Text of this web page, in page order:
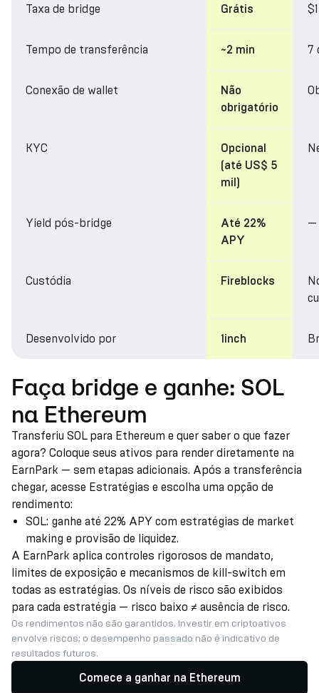
Taxa de bridge Grátis
Tempo de transferência ~2 min 7
Conexão de wallet
Não
obrigatório
KYC
Opcional
(até US$ 5
mil)
Yield pós-bridge
Até 22%
APY
—
Custódia Fireblocks
Desenvolvido por 1inch
Faça bridge e ganhe: SOL
na Ethereum
Transferiu SOL para Ethereum e quer saber o que fazer
agora? Coloque seus ativos para render diretamente na
EarnPark — sem etapas adicionais. Após a transferência
chegar, acesse Estratégias e escolha uma opção de
rendimento:
SOL: ganhe até 22% APY com estratégias de market
making e provisão de liquidez.
A EarnPark aplica controles rigorosos de mandato,
limites de exposição e mecanismos de kill-switch em
todas as estratégias. Os níveis de risco são exibidos
para cada estratégia — risco baixo ≠ ausência de risco.
Os rendimentos não são garantidos. Investir em criptoativos
envolve riscos; o desempenho passado não é indicativo de
resultados futuros.
Comece a ganhar na Ethereum